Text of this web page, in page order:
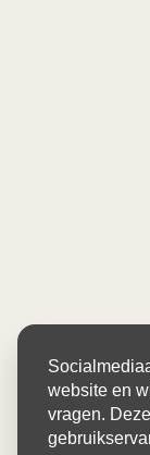
website en
vragen.